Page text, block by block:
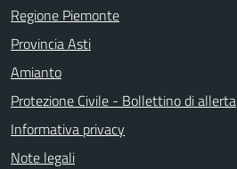
Regione Piemonte
Provincia Asti
Amianto
Protezione Civile - Bollettino di allerta
Informativa privacy
Note legali